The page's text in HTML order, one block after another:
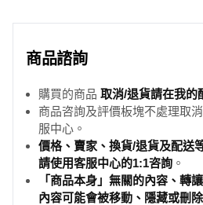
商品諮詢
購買的商品 取消/退貨請在我的
商品咨詢及評價板塊不處理取
服中心。
價格、賣家、換貨/退貨及配送
請使用客服中心的1:1咨詢 。
「商品本身」無關的內容、轉
內容可能會被移動、隱藏或刪除